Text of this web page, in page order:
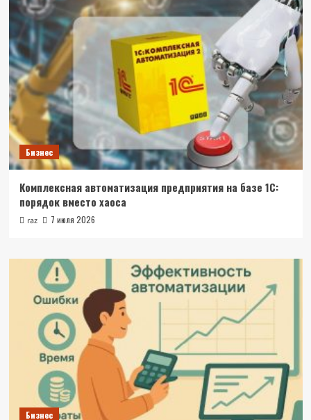
Бизнес
Комплексная автоматизация предприятия на базе 1С:
порядок вместо хаоса
raz 7 июля 2026
Бизнес